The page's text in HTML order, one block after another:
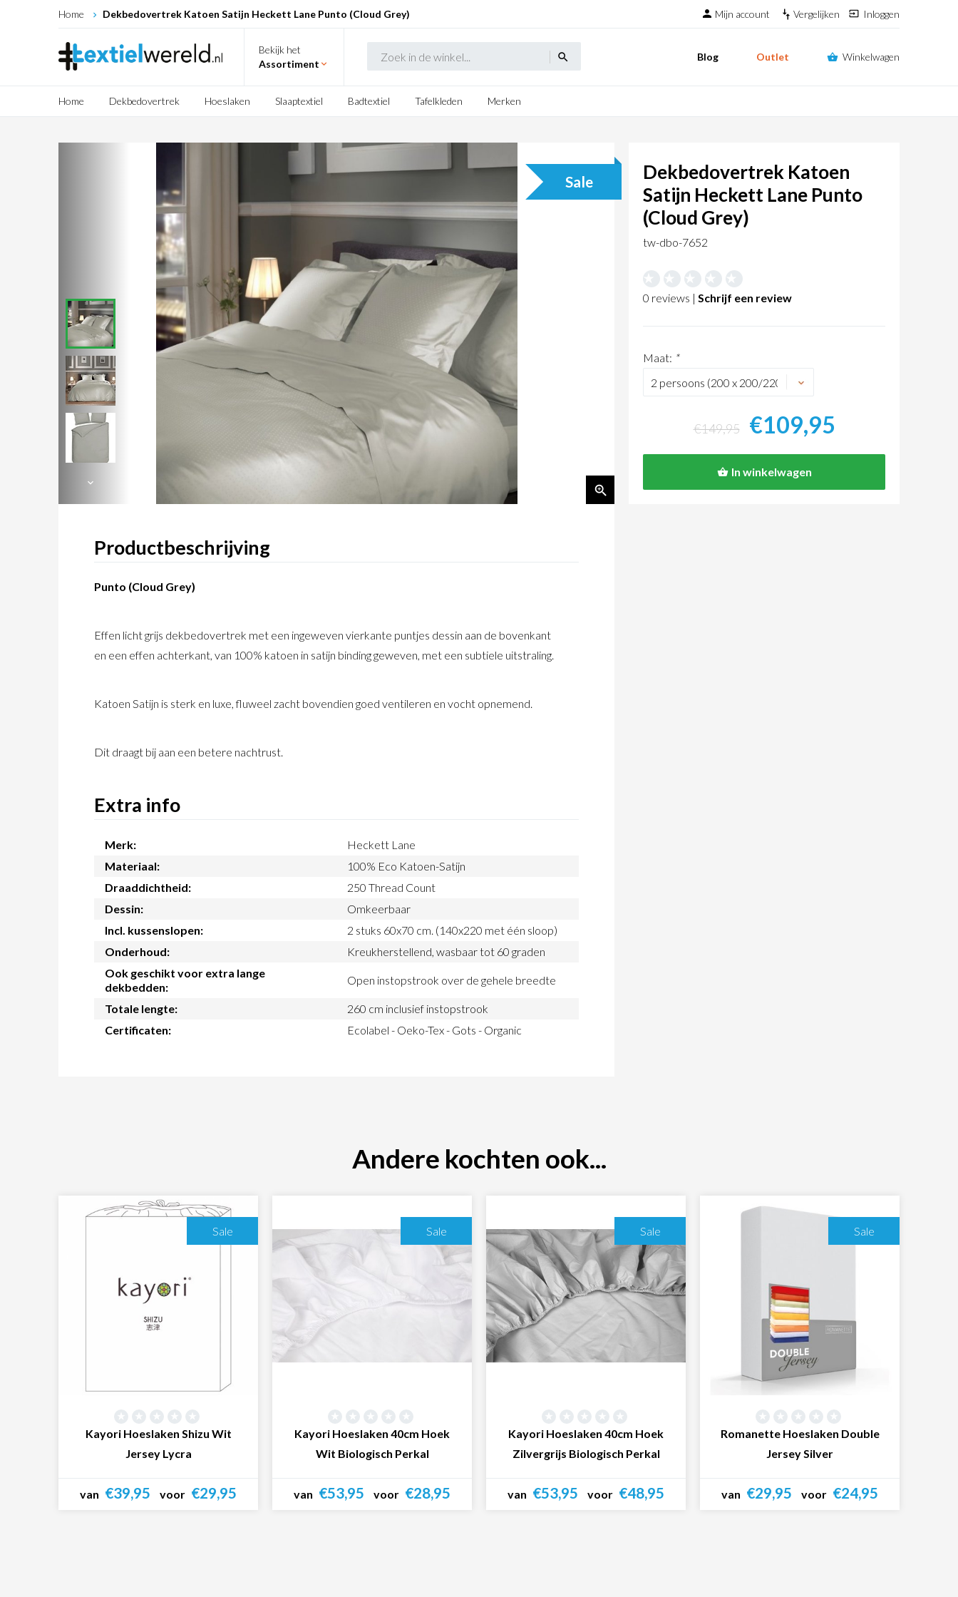
Home Dekbedovertrek Katoen Satijn Heckett Lane Punto (Cloud Grey) Mijn account Vergelijken Inloggen
Bekijk het
Assortiment
search Blog Outlet Winkelwagen
Home Dekbedovertrek Hoeslaken Slaaptextiel Badtextiel Tafelkleden Merken
Sale
Productbeschrijving
Punto (Cloud Grey)
Effen licht grijs dekbedovertrek met een ingeweven vierkante puntjes dessin aan de bovenkant
en een effen achterkant, van 100% katoen in satijn binding geweven, met een subtiele uitstraling.
Katoen Satijn is sterk en luxe, fluweel zacht bovendien goed ventileren en vocht opnemend.
Dit draagt bij aan een betere nachtrust.
Extra info
Merk:
Heckett Lane
Materiaal:
100% Eco Katoen-Satijn
Draaddichtheid:
250 Thread Count
Dessin:
Omkeerbaar
Incl. kussenslopen:
2 stuks 60x70 cm. (140x220 met één sloop)
Onderhoud:
Kreukherstellend, wasbaar tot 60 graden
Ook geschikt voor extra lange
dekbedden:
Open instopstrook over de gehele breedte
Totale lengte:
260 cm inclusief instopstrook
Certificaten:
Ecolabel - Oeko-Tex - Gots - Organic
Dekbedovertrek Katoen
Satijn Heckett Lane Punto
(Cloud Grey)
tw-dbo-7652
0 reviews | Schrijf een review
Maat: *
€149,95 €109,95
In winkelwagen
Andere kochten ook...
Sale
Kayori Hoeslaken Shizu Wit
Jersey Lycra
van €39,95 voor €29,95
Sale
Kayori Hoeslaken 40cm Hoek
Wit Biologisch Perkal
van €53,95 voor €28,95
Sale
Kayori Hoeslaken 40cm Hoek
Zilvergrijs Biologisch Perkal
van €53,95 voor €48,95
Sale
Romanette Hoeslaken Double
Jersey Silver
van €29,95 voor €24,95